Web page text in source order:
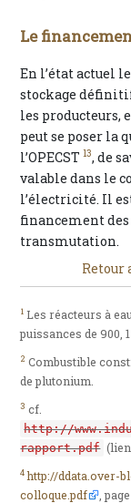
Le
En l’état actuel
stockage
les producteurs,
peut se poser la
l’OPECST 13, de
valable dans le
l’électricité. Il
financement
transmutation.
Retour
1 Les réacteurs à
puissances de 900,
2 Combustible
de plutonium.
3 cf.
http://
rapport.pdf
4 http://ddata.over-
colloque.pdf
,